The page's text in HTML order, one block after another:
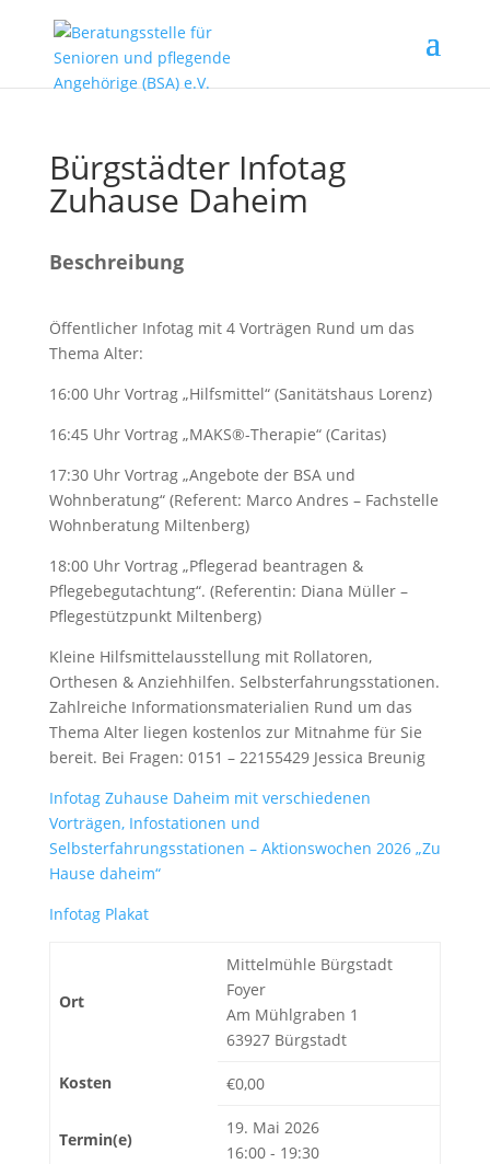
Bürgstädter Infotag
Zuhause Daheim
Beschreibung
Öffentlicher Infotag mit 4 Vorträgen Rund um das
Thema Alter:
16:00 Uhr Vortrag „Hilfsmittel“ (Sanitätshaus Lorenz)
16:45 Uhr Vortrag „MAKS®-Therapie“ (Caritas)
17:30 Uhr Vortrag „Angebote der BSA und
Wohnberatung“ (Referent: Marco Andres – Fachstelle
Wohnberatung Miltenberg)
18:00 Uhr Vortrag „Pflegerad beantragen &
Pflegebegutachtung“. (Referentin: Diana Müller –
Pflegestützpunkt Miltenberg)
Kleine Hilfsmittelausstellung mit Rollatoren,
Orthesen & Anziehhilfen. Selbsterfahrungsstationen.
Zahlreiche Informationsmaterialien Rund um das
Thema Alter liegen kostenlos zur Mitnahme für Sie
bereit. Bei Fragen: 0151 – 22155429 Jessica Breunig
Infotag Zuhause Daheim mit verschiedenen
Vorträgen, Infostationen und
Selbsterfahrungsstationen – Aktionswochen 2026 „Zu
Hause daheim“
Infotag Plakat
Ort
Mittelmühle Bürgstadt
Foyer
Am Mühlgraben 1
63927 Bürgstadt
Kosten €0,00
Termin(e)
19. Mai 2026
16:00 - 19:30